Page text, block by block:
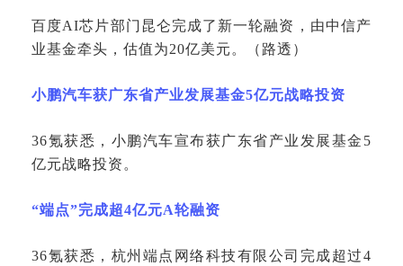
百度AI芯片部门昆仑完成了新一轮融资，由中信产
业基金牵头，估值为20亿美元。（路透）
小鹏汽车获广东省产业发展基金5亿元战略投资
36氪获悉，小鹏汽车宣布获广东省产业发展基金5
亿元战略投资。
“端点”完成超4亿元A轮融资
36氪获悉，杭州端点网络科技有限公司完成超过4